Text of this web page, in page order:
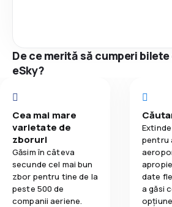
De ce merită să cumperi
eSky?
Cea mai mare
varietate de
zboruri
Găsim în câteva
secunde cel mai bun
zbor pentru tine de la
peste 500 de
companii aeriene.
pentru
date
a găsi